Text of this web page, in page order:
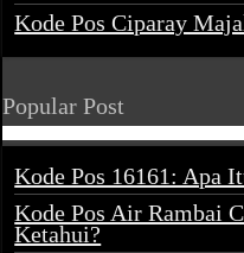
Kode Pos Ciparay
Popular Post
Kode Pos 16161: Apa
Kode Pos Air Rambai
Ketahui?